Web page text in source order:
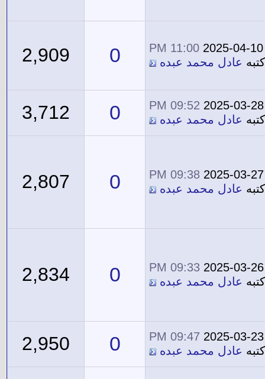
2025-04-10
11:00 PM
كتبه عادل محمد عبده 0
2,909
2025-03-28
09:52 PM
كتبه عادل محمد عبده 0
3,712
2025-03-27
09:38 PM
كتبه عادل محمد عبده 0
2,807
2025-03-26
09:33 PM
كتبه عادل محمد عبده 0
2,834
2025-03-23
09:47 PM
كتبه عادل محمد عبده 0
2,950